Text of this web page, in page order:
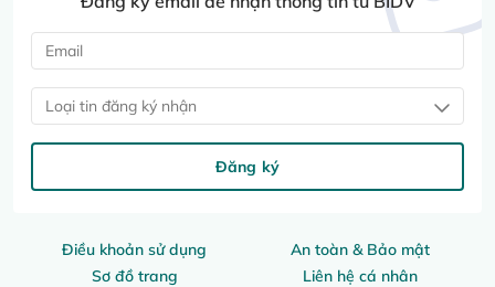
Điều khoản sử dụng
An toàn & Bảo mật
Sơ đồ trang
Liên hệ cá nhân
Loại tin đăng ký nhận
Đăng ký